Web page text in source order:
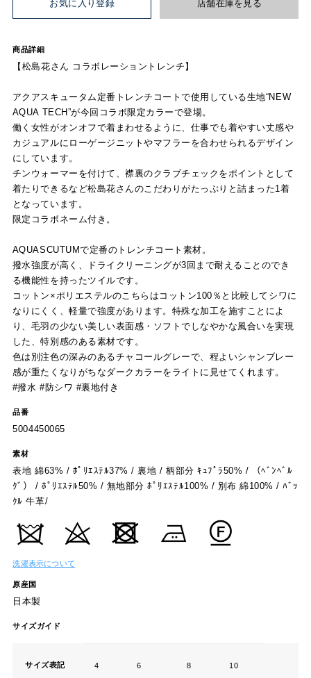
お気に入り登録 店舗在庫を見る
商品詳細
【松島花さん コラボレーショントレンチ】
アクアスキュータム定番トレンチコートで使用している生地“NEW
AQUA TECH”が今回コラボ限定カラーで登場。
働く女性がオンオフで着まわせるように、仕事でも着やすい丈感や
カジュアルにローゲージニットやマフラーを合わせられるデザイン
にしています。
チンウォーマーを付けて、襟裏のクラブチェックをポイントとして
着たりできるなど松島花さんのこだわりがたっぷりと詰まった1着
となっています。
限定コラボネーム付き。
AQUASCUTUMで定番のトレンチコート素材。
撥水強度が高く、ドライクリーニングが3回まで耐えることのでき
る機能性を持ったツイルです。
コットン×ポリエステルのこちらはコットン100％と比較してシワに
なりにくく、軽量で強度があります。特殊な加工を施すことによ
り、毛羽の少ない美しい表面感・ソフトでしなやかな風合いを実現
した、特別感のある素材です。
色は別注色の深みのあるチャコールグレーで、程よいシャンブレー
感が重たくなりがちなダークカラーをライトに見せてくれます。
#撥水 #防シワ #裏地付き
品番
5004450065
素材
表地 綿63% / ﾎﾟﾘｴｽﾃﾙ37% / 裏地 / 柄部分 ｷｭﾌﾟﾗ50% / （ﾍﾞﾝﾍﾞﾙ
ｸﾞ） / ﾎﾟﾘｴｽﾃﾙ50% / 無地部分 ﾎﾟﾘｴｽﾃﾙ100% / 別布 綿100% / ﾊﾞｯ
ｸﾙ 牛革/
洗濯表示について
原産国
日本製
サイズガイド
サイズ表記 4 6 8 10